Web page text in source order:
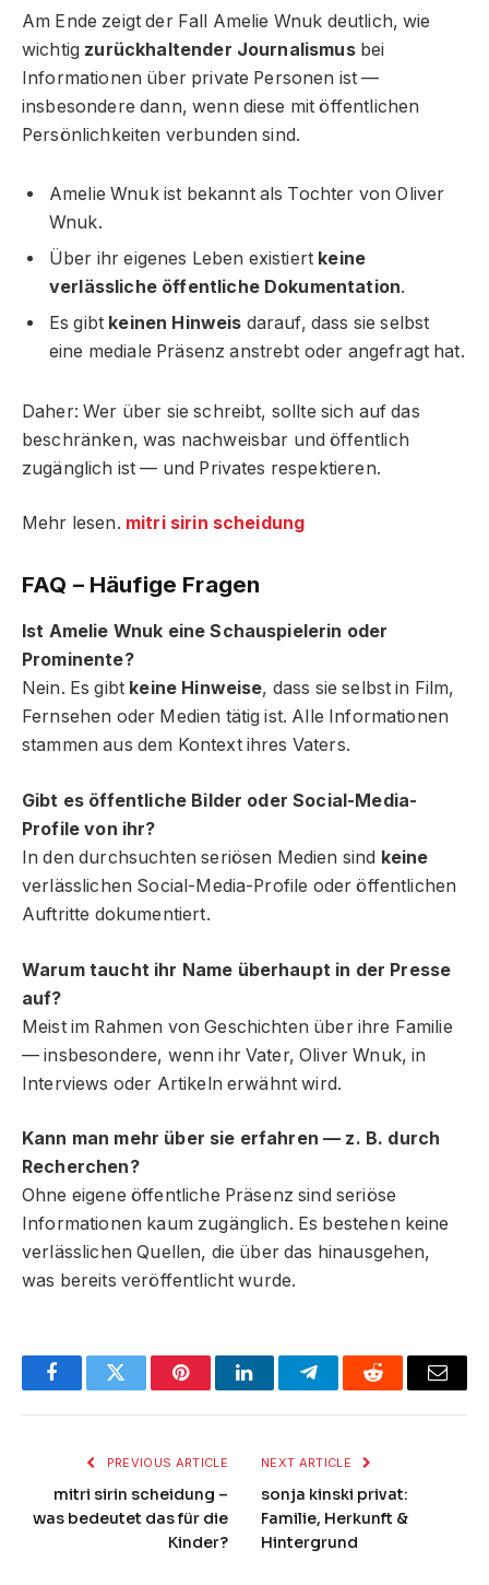
Am Ende zeigt der Fall Amelie Wnuk deutlich, wie
wichtig zurückhaltender Journalismusbei
Informationen über private Personen ist —
insbesondere dann, wenn diese mit öffentlichen
Persönlichkeiten verbunden sind.
Amelie Wnuk ist bekannt als Tochter von Oliver
Wnuk.
Über ihr eigenes Leben existiert keine
verlässliche öffentliche Dokumentation.
Es gibt keinen Hinweis darauf, dass sie selbst
eine mediale Präsenz anstrebt oder angefragt hat.
Daher: Wer über sie schreibt, sollte sich auf das
beschränken, was nachweisbar und öffentlich
zugänglich ist — und Privates respektieren.
Mehr lesen. mitri sirin scheidung
FAQ – Häufige Fragen
Ist Amelie Wnuk eine Schauspielerin oder
Prominente?
Nein. Es gibt keine Hinweise, dass sie selbst in Film,
Fernsehen oder Medien tätig ist. Alle Informationen
stammen aus dem Kontext ihres Vaters.
Gibt es öffentliche Bilder oder Social-Media-
Profile von ihr?
In den durchsuchten seriösen Medien sind keine
verlässlichen Social-Media-Profile oder öffentlichen
Auftritte dokumentiert.
Warum taucht ihr Name überhaupt in der Presse
auf?
Meist im Rahmen von Geschichten über ihre Familie
— insbesondere, wenn ihr Vater, Oliver Wnuk, in
Interviews oder Artikeln erwähnt wird.
Kann man mehr über sie erfahren — z. B. durch
Recherchen?
Ohne eigene öffentliche Präsenz sind seriöse
Informationen kaum zugänglich. Es bestehen keine
verlässlichen Quellen, die über das hinausgehen,
was bereits veröffentlicht wurde.
FacebookTwitter PinterestLinkedInTelegramReddit Email
PREVIOUS ARTICLE
mitri sirin scheidung –
was bedeutet das für die
Kinder?
NEXT ARTICLE
sonja kinski privat:
Familie, Herkunft &
Hintergrund